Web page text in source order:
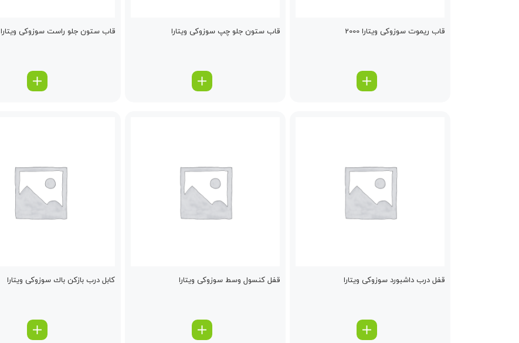
قاب ریموت سوزوکی ویتارا 2000 قاب ستون جلو چپ سوزوکی ویتارا قاب ستون جلو راست سوزوکی ویتارا
قفل درب داشبورد سوزوکی ویتارا قفل كنسول وسط سوزوکی ویتارا كابل درب بازكن باك سوزوکی ویتارا